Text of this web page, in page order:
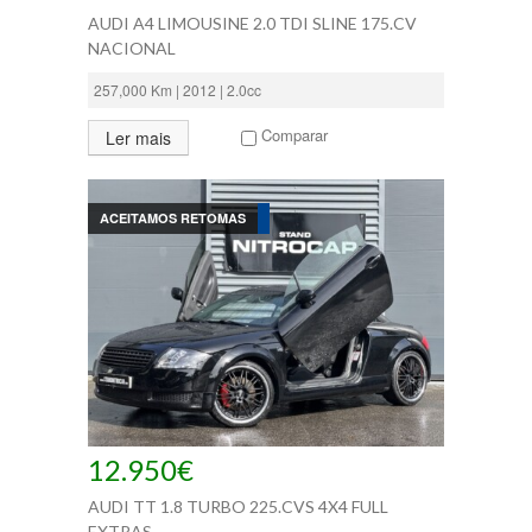
GPS
Indicador de Mudança Engrenada
Kit Sport
Bancos Dianteiros c/ Regulação Elétrica
Sistema de Controle de Pressão dos
Vidros Eléctricos à Frente
Faróis Direccionais
Leitor DVD
Bancos em Alcântara
Mesa Rebatível
Suspensão Desportiva
Vidros Eléctricos Frente + Trás
Faróis Diurnos
Livro de Revisões
Bancos Traseiros Aquecidos
Suspensão Pneumática
Porta Bagageira Automática
Vidros Escurecidos
Faróis Reguláveis em Altura
Faróis Xénon
AUDI A4 LIMOUSINE 2.0 TDI SLINE 175.CV
NACIONAL
257,000 Km | 2012 | 2.0cc
Ler mais Comparar
ACEITAMOS RETOMAS
12.950€
AUDI TT 1.8 TURBO 225.CVS 4X4 FULL